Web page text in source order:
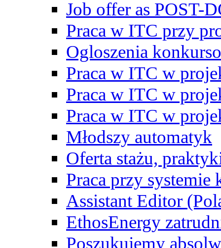
Job offer as POST-
Praca w ITC przy
Ogloszenia
Praca w ITC w
Praca w ITC w
Praca w ITC w
Młodszy automatyk
Oferta stażu,
Praca przy
Assistant Editor
EthosEnergy
Poszukujemy